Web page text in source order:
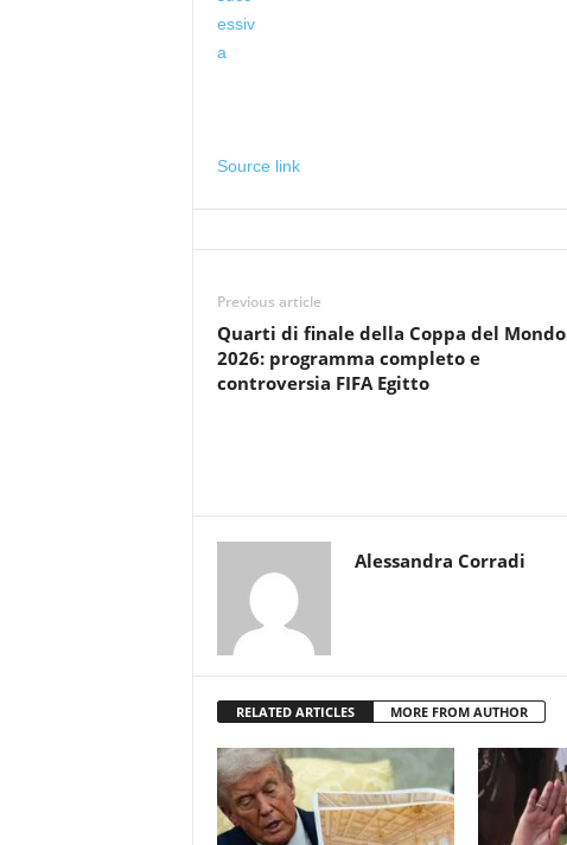
Source link
Previous article
Quarti di finale della Coppa del Mondo
2026: programma completo e
controversia FIFA Egitto
Alessandra Corradi
RELATED ARTICLES MORE FROM AUTHOR